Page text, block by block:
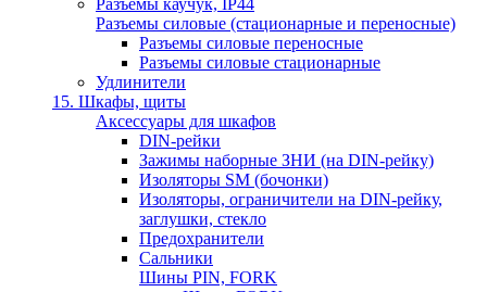
Разъемы каучук, IP44
Разъемы силовые (стационарные и переносные)
Разъемы силовые переносные
Разъемы силовые стационарные
Удлинители
15. Шкафы, щиты
Аксессуары для шкафов
DIN-рейки
Зажимы наборные ЗНИ (на DIN-рейку)
Изоляторы SM (бочонки)
Изоляторы, ограничители на DIN-рейку,
заглушки, стекло
Предохранители
Сальники
Шины PIN, FORK